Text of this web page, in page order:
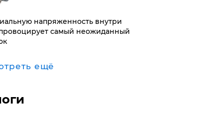
напряженность внутри
самый неожиданный
ещё